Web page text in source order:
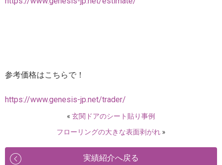
参考価格はこちらで！
https://www.genesis-jp.net/trader/
« 玄関ドアのシート貼り事例
フローリングの大きな表面剥がれ »
実績紹介へ戻る